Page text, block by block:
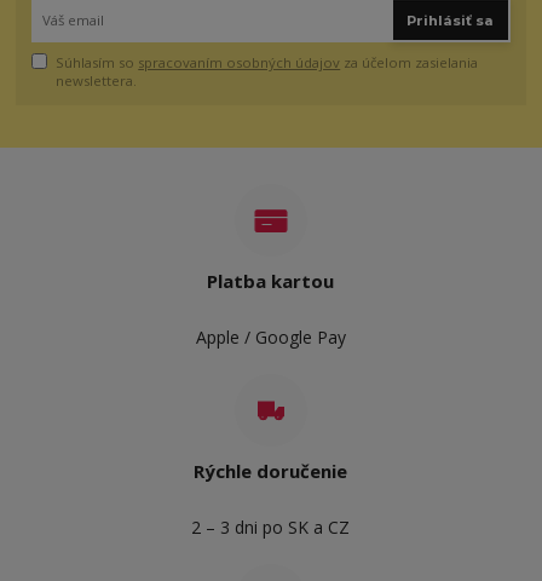
Prihlásiť sa
Súhlasím so spracovaním osobných údajov za účelom zasielania
newslettera.
Platba kartou
Apple / Google Pay
Rýchle doručenie
2 – 3 dni po SK a CZ